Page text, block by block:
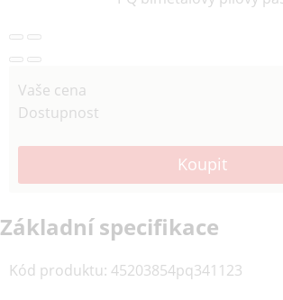
Vaše cena
Dostupnost
Základní specifikace
Kód produktu: 45203854pq341123